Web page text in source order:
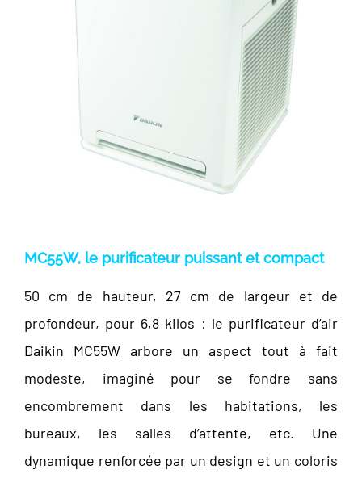
MC55W, le purificateur puissant et compact
50 cm de hauteur, 27 cm de largeur et de
profondeur, pour 6,8 kilos : le purificateur d’air
Daikin MC55W arbore un aspect tout à fait
modeste, imaginé pour se fondre sans
encombrement dans les habitations, les
bureaux, les salles d’attente, etc. Une
dynamique renforcée par un design et un coloris